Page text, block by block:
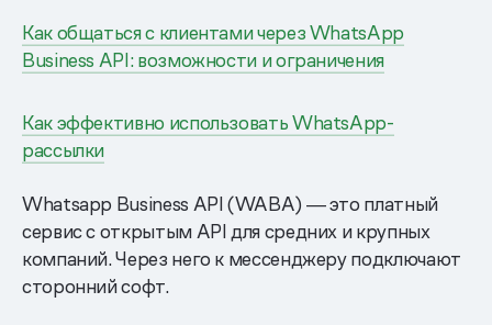
Как общаться с клиентами через WhatsApp
Business API: возможности и ограничения
Как эффективно использовать WhatsApp-
рассылки
Whatsapp Business API (WABA) ― это платный
сервис с открытым API для средних и крупных
компаний. Через него к мессенджеру подключают
сторонний софт.